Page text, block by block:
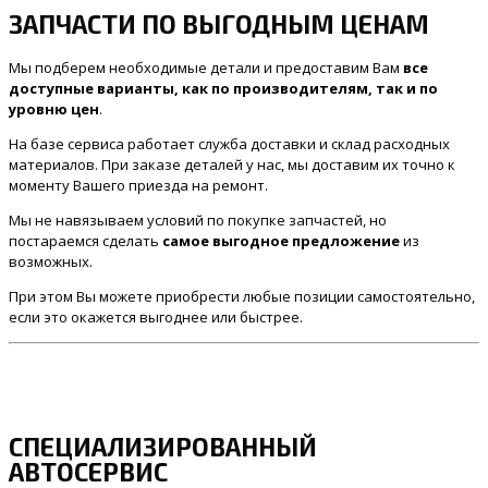
ЗАПЧАСТИ ПО ВЫГОДНЫМ ЦЕНАМ
Мы подберем необходимые детали и предоставим Вам все
доступные варианты, как по производителям, так и по
уровню цен.
На базе сервиса работает служба доставки и склад расходных
материалов. При заказе деталей у нас, мы доставим их точно к
моменту Вашего приезда на ремонт.
Мы не навязываем условий по покупке запчастей, но
постараемся сделать самое выгодное предложениеиз
возможных.
При этом Вы можете приобрести любые позиции самостоятельно,
если это окажется выгоднее или быстрее.
СПЕЦИАЛИЗИРОВАННЫЙ
АВТОСЕРВИС